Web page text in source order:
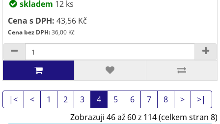
skladem 12 ks
Cena s DPH: 43,56 Kč
Cena bez DPH:36,00 Kč
|< < 1 2 3 4 5 6 7 8 >
>|
Zobrazuji 46 až 60 z 114 (celkem stran 8)